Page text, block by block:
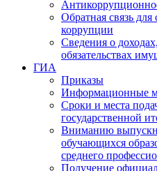
Обратная связь
коррупции
Сведения о
обязательствах
ГИА
Приказы
Информационные
Сроки и места
государственной
Вниманию
обучающихся
среднего
Получение